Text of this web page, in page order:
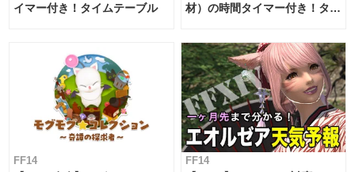
イマー付き！タイムテーブル
材）の時間タイマー付き！タイ
FF14 FF14